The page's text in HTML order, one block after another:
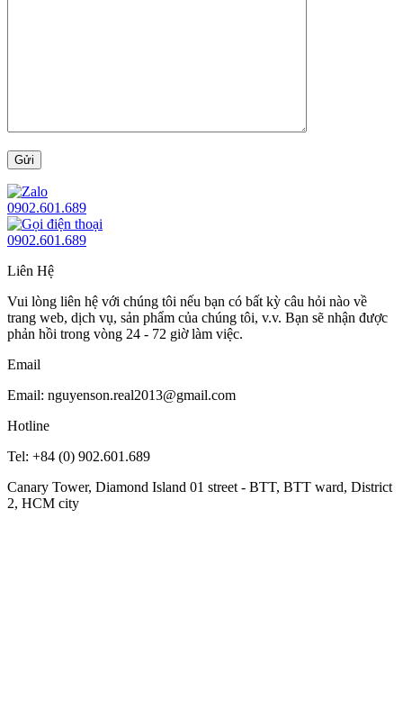
0902.601.689
0902.601.689
Liên Hệ
Vui lòng liên hệ với chúng tôi nếu bạn có bất kỳ câu hỏi nào về
trang web, dịch vụ, sản phẩm của chúng tôi, v.v. Bạn sẽ nhận được
phản hồi trong vòng 24 - 72 giờ làm việc.
Email
Email: nguyenson.real2013@gmail.com
Hotline
Tel: +84 (0) 902.601.689
Canary Tower, Diamond Island 01 street - BTT, BTT ward, District
2, HCM city